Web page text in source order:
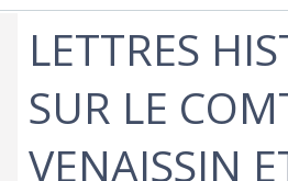
‎LETTRES
SUR LE
VENAISSIN